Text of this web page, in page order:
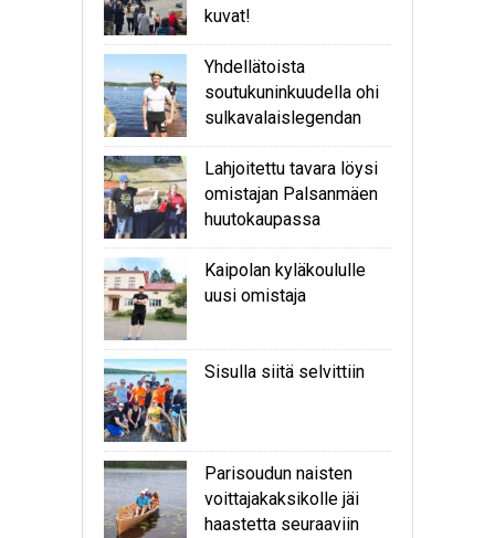
kuvat!
Yhdellätoista
soutukuninkuudella ohi
sulkavalaislegendan
Lahjoitettu tavara löysi
omistajan Palsanmäen
huutokaupassa
Kaipolan kyläkoululle
uusi omistaja
Sisulla siitä selvittiin
Parisoudun naisten
voittajakaksikolle jäi
haastetta seuraaviin